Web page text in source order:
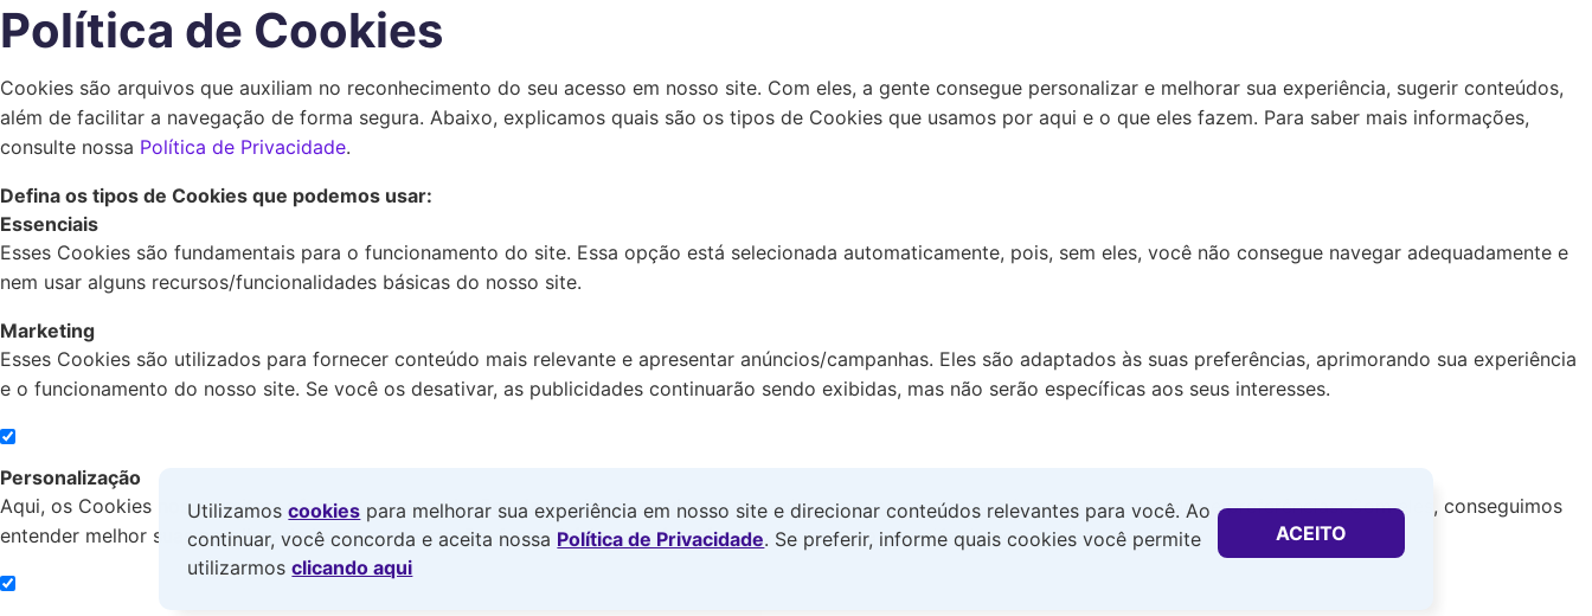
Utilizamoscookies para melhorar sua experiência em nosso site e direcionar conteúdos relevantes para você. Ao
continuar, você concorda e aceita nossa Política de Privacidade. Se preferir, informe quais cookies você permite
utilizarmosclicando aqui
ACEITO
Política de Cookies
Cookies são arquivos que auxiliam no reconhecimento do seu acesso em nosso site. Com eles, a gente consegue personalizar e melhorar sua experiência, sugerir conteúdos,
além de facilitar a navegação de forma segura. Abaixo, explicamos quais são os tipos de Cookies que usamos por aqui e o que eles fazem. Para saber mais informações,
consulte nossa Política de Privacidade.
Defina os tipos de Cookies que podemos usar:
Essenciais
Esses Cookies são fundamentais para o funcionamento do site. Essa opção está selecionada automaticamente, pois, sem eles, você não consegue navegar adequadamente e
nem usar alguns recursos/funcionalidades básicas do nosso site.
Marketing
Esses Cookies são utilizados para fornecer conteúdo mais relevante e apresentar anúncios/campanhas. Eles são adaptados às suas preferências, aprimorando sua experiência
e o funcionamento do nosso site. Se você os desativar, as publicidades continuarão sendo exibidas, mas não serão específicas aos seus interesses.
Personalização
Aqui, os Cookies nos permitem oferecer recomendações de produtos, serviços e conteúdos que correspondam às suas necessidades e preferências. Com eles, conseguimos
entender melhor suas escolhas de busca e navegação. Ao aceitá-los, você está optando por uma experiência personalizada.